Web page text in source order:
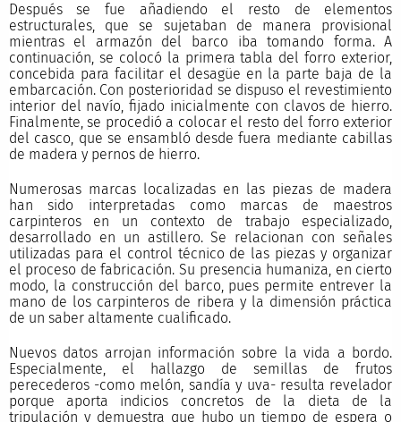
Después se fue añadiendo el resto de elementos
estructurales, que se sujetaban de manera provisional
mientras el armazón del barco iba tomando forma. A
continuación, se colocó la primera tabla del forro exterior,
concebida para facilitar el desagüe en la parte baja de la
embarcación. Con posterioridad se dispuso el revestimiento
interior del navío, fijado inicialmente con clavos de hierro.
Finalmente, se procedió a colocar el resto del forro exterior
del casco, que se ensambló desde fuera mediante cabillas
de madera y pernos de hierro.
Numerosas marcas localizadas en las piezas de madera
han sido interpretadas como marcas de maestros
carpinteros en un contexto de trabajo especializado,
desarrollado en un astillero. Se relacionan con señales
utilizadas para el control técnico de las piezas y organizar
el proceso de fabricación. Su presencia humaniza, en cierto
modo, la construcción del barco, pues permite entrever la
mano de los carpinteros de ribera y la dimensión práctica
de un saber altamente cualificado.
Nuevos datos arrojan información sobre la vida a bordo.
Especialmente, el hallazgo de semillas de frutos
perecederos -como melón, sandía y uva- resulta revelador
porque aporta indicios concretos de la dieta de la
tripulación y demuestra que hubo un tiempo de espera o